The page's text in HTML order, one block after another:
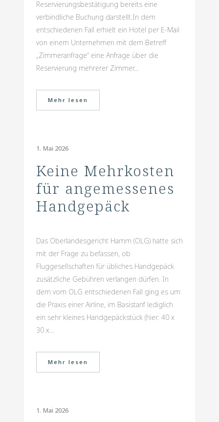
Reservierungsbestätigung bereits eine
verbindliche Buchung darstellt.In dem
entschiedenen Fall erhielt ein Hotel per E-Mail
von einem Unternehmen mit dem Betreff
„Zimmeranfrage“ eine Anfrage über die
Reservierung mehrerer Zimmer...
Mehr lesen
1. Mai 2026
Keine Mehrkosten
für angemessenes
Handgepäck
Das Oberlandesgericht Hamm (OLG) hatte sich
mit der Frage zu befassen, ob
Fluggesellschaften für übliches Handgepäck
zusätzliche Gebühren verlangen dürfen. In
dem vom OLG entschiedenen Fall ging es um
die Praxis einer Airline, im Basistarif lediglich
ein sehr kleines Handgepäckstück (hier: 40 x
30 x...
Mehr lesen
1. Mai 2026